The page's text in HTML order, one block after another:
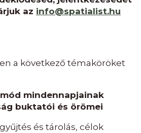
az info@spatialist.hu
a következő témaköröket
mindennapjainak
buktatói és örömei
és tárolás, célok